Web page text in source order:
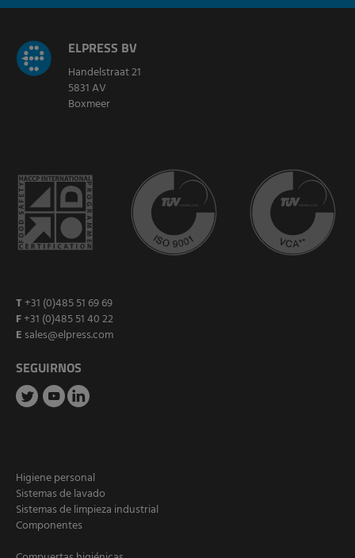
ELPRESS BV
Handelstraat 21
5831 AV
Boxmeer
T +31 (0)485 51 69 69
F+31 (0)485 51 40 22
E sales@elpress.com
SEGUIRNOS
Higiene personal
Sistemas de lavado
Sistemas de limpieza industrial
Componentes